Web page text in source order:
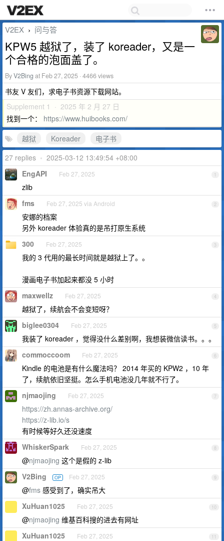
V2EX › 问与答
KPW5 越狱了，装了 koreader，又是一
个合格的泡面盖了。
ByV2Bing at Feb 27, 2025 · 4466 views
书友 V 友们，求电子书资源下载网站。
Supplement 1 · 2025 年 2 月 27 日
找到一个： https://www.huibooks.com/
越狱
Koreader
电子书
27 replies • 2025-03-12 13:49:54 +08:00
1
EngAPI Feb 27, 2025
zlib
2
fms Feb 27, 2025 via Android
安娜的档案
另外 koreader 体验真的是吊打原生系统
3
300 Feb 27, 2025
我的 3 代用的最长时间就是越狱上了。。
漫画电子书加起来都没 5 小时
4
maxwellz Feb 27, 2025
越狱了，续航会不会变短呀？
5
biglee0304 Feb 27, 2025
我装了 koreader ，觉得没什么差别啊，我想装微信读书。。。
6
commoccoom Feb 27, 2025
Kindle 的电池是有什么魔法吗？ 2014 年买的 KPW2 ，10 年
了，续航依旧坚挺。怎么手机电池没几年就不行了。
7
njmaojing Feb 27, 2025
https://zh.annas-archive.org/
https://z-lib.io/s
有时候等好久还没速度
8
WhiskerSpark Feb 27, 2025
@njmaojing 这个是假的 z-lib
9
V2Bing OP Feb 27, 2025
@fms 感受到了，确实吊大
10
XuHuan1025 Feb 27, 2025
@njmaojing 维基百科搜的进去有网址
11
XuHuan1025 Feb 27, 2025